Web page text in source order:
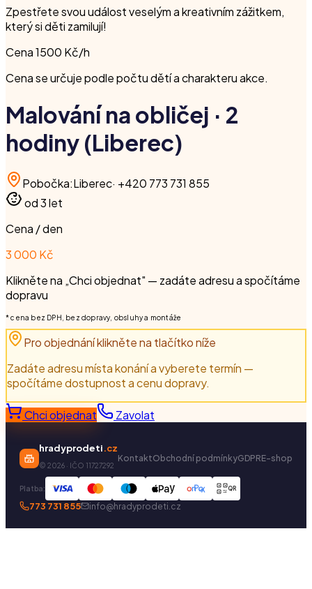
Zpestřete svou událost veselým a kreativním zážitkem,
který si děti zamilují!
Cena 1500 Kč/h
Cena se určuje podle počtu dětí a charakteru akce.
Malování na obličej · 2
hodiny (Liberec)
Pobočka:Liberec· +420 773 731 855
od 3 let
Cena / den
3 000 Kč
Klikněte na „Chci objednat" — zadáte adresu a spočítáme
dopravu
* cena bez DPH, bez dopravy, obsluhy a montáže
Pro objednání klikněte na tlačítko níže
Zadáte adresu místa konání a vyberete termín —
spočítáme dostupnost a cenu dopravy.
Chci objednat Zavolat
hradyprodeti.cz
© 2026 · IČO 11727292
KontaktObchodní podmínkyGDPRE-shop
Platba: QR
773 731 855 info@hradyprodeti.cz